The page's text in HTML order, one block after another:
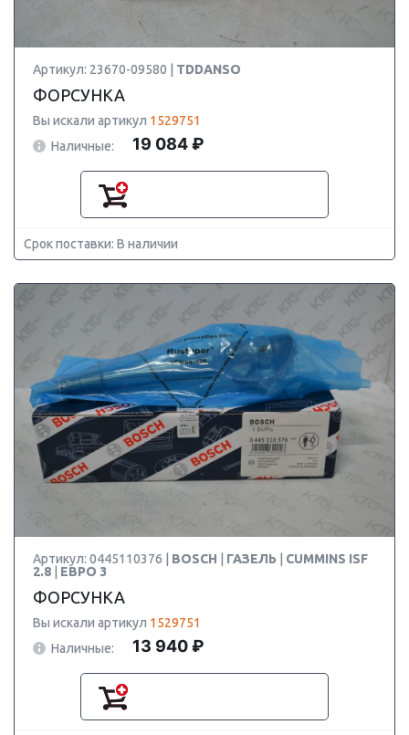
Артикул: 23670-09580 | TDDANSO
ФОРСУНКА
Вы искали артикул 1529751
Наличные:
19 084 ₽
Срок поставки: В наличии
Артикул: 0445110376 | BOSCH ГАЗЕЛЬ
CUMMINS ISF
2.8
ЕВРО 3
ФОРСУНКА
Вы искали артикул 1529751
Наличные:
13 940 ₽